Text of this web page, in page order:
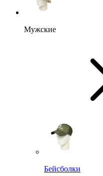
Мужские
Бейсболки